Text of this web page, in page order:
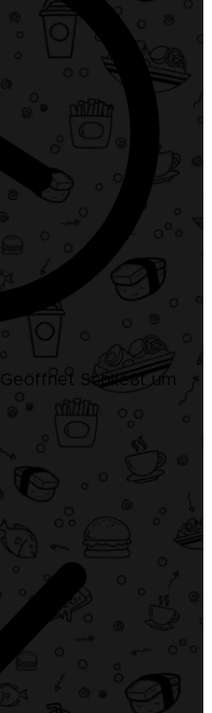
Geöffnet Schließt um